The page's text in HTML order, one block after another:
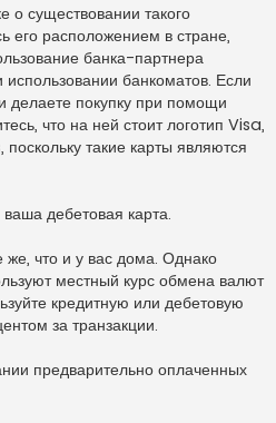
о существовании такого
его расположением в стране,
банка-партнера
банкоматов. Если
делаете покупку при помощи
что на ней стоит логотип Visa,
такие карты являются
дебетовая карта.
что и у вас дома. Однако
местный курс обмена валют
кредитную или дебетовую
за транзакции.
предварительно оплаченных